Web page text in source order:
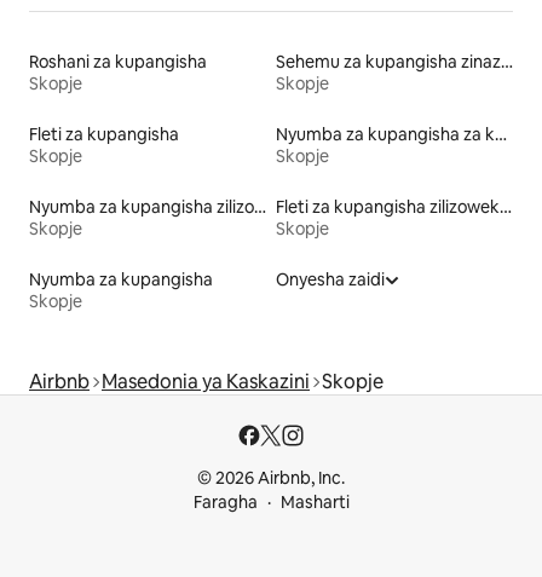
Roshani za kupangisha
Skopje
Sehemu za kupangisha zinazowafaa wanyama vipenzi
Skopje
Fleti za kupangisha
Skopje
Nyumba za kupangisha za kulala wageni
Skopje
Nyumba za kupangisha zilizo na sauna
Skopje
Fleti za kupangisha zilizowekewa huduma
Skopje
Nyumba za kupangisha
Skopje
Onyesha zaidi
Airbnb Masedonia ya Kaskazini Skopje
© 2026 Airbnb, Inc.
Faragha
Masharti